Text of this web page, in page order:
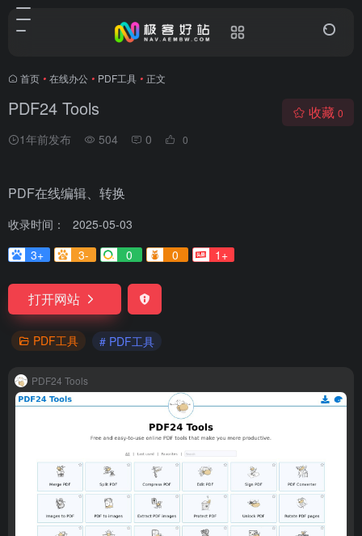
首页 • 在线办公 • PDF工具 • 正文
PDF24 Tools
1年前发布 504 0 0
收藏 0
PDF在线编辑、转换
收录时间：
2025-05-03
3+
3- 0 0 1+
打开网站
PDF工具 # PDF工具
PDF24 Tools